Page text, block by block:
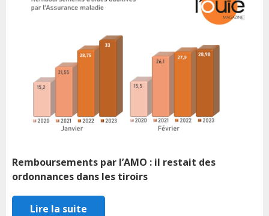
Remboursements par l’AMO : il restait des
ordonnances dans les tiroirs
Lire la suite